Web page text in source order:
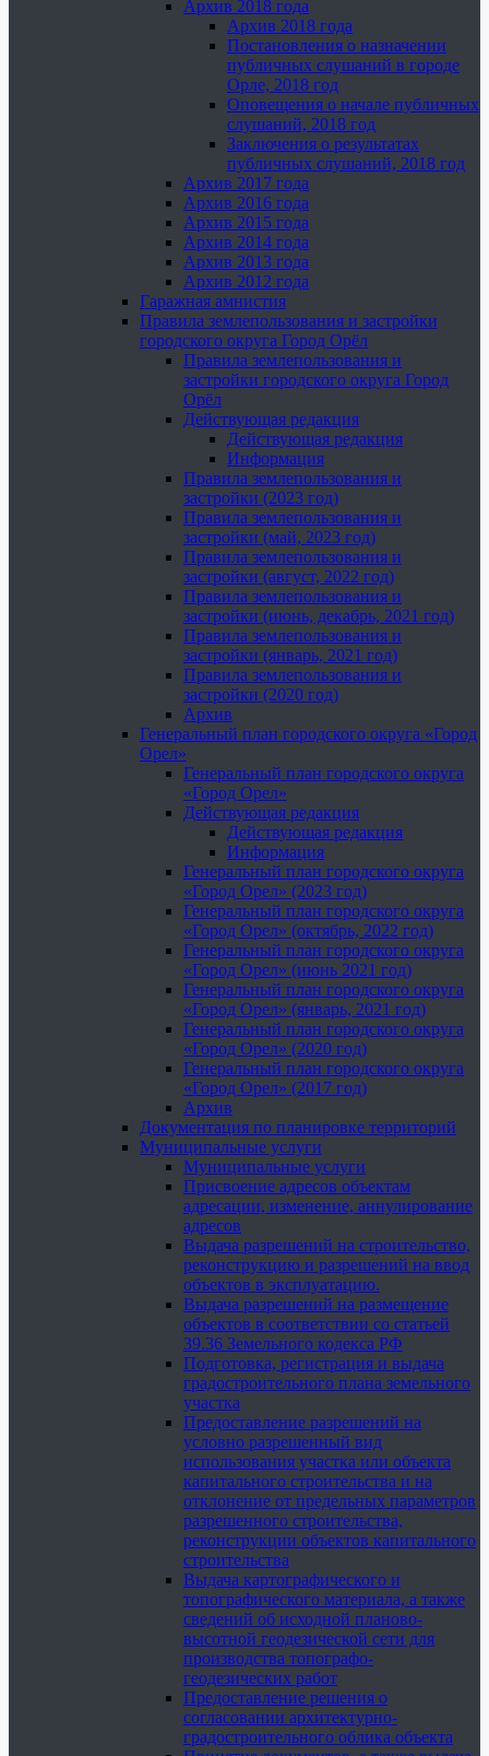
Архив 2018 года
Архив 2018 года
Постановления о назначении
публичных слушаний в городе
Орле, 2018 год
Оповещения о начале публичных
слушаний, 2018 год
Заключения о результатах
публичных слушаний, 2018 год
Архив 2017 года
Архив 2016 года
Архив 2015 года
Архив 2014 года
Архив 2013 года
Архив 2012 года
Гаражная амнистия
Правила землепользования и застройки
городского округа Город Орёл
Правила землепользования и
застройки городского округа Город
Орёл
Действующая редакция
Действующая редакция
Информация
Правила землепользования и
застройки (2023 год)
Правила землепользования и
застройки (май, 2023 год)
Правила землепользования и
застройки (август, 2022 год)
Правила землепользования и
застройки (июнь, декабрь, 2021 год)
Правила землепользования и
застройки (январь, 2021 год)
Правила землепользования и
застройки (2020 год)
Архив
Генеральный план городского округа «Город
Орел»
Генеральный план городского округа
«Город Орел»
Действующая редакция
Действующая редакция
Информация
Генеральный план городского округа
«Город Орел» (2023 год)
Генеральный план городского округа
«Город Орел» (октябрь, 2022 год)
Генеральный план городского округа
«Город Орел» (июнь 2021 год)
Генеральный план городского округа
«Город Орел» (январь, 2021 год)
Генеральный план городского округа
«Город Орел» (2020 год)
Генеральный план городского округа
«Город Орел» (2017 год)
Архив
Документация по планировке территорий
Муниципальные услуги
Муниципальные услуги
Присвоение адресов объектам
адресации, изменение, аннулирование
адресов
Выдача разрешений на строительство,
реконструкцию и разрешений на ввод
объектов в эксплуатацию.
Выдача разрешений на размещение
объектов в соответствии со статьей
39.36 Земельного кодекса РФ
Подготовка, регистрация и выдача
градостроительного плана земельного
участка
Предоставление разрешений на
условно разрешенный вид
использования участка или объекта
капитального строительства и на
отклонение от предельных параметров
разрешенного строительства,
реконструкции объектов капитального
строительства
Выдача картографического и
топографического материала, а также
сведений об исходной планово-
высотной геодезической сети для
производства топографо-
геодезических работ
Предоставление решения о
согласовании архитектурно-
градостроительного облика объекта